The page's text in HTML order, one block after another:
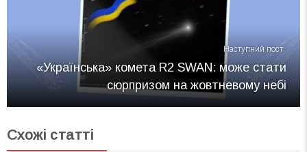
Наступний пост
«Українська» комета R2 SWAN: може стати
сюрпризом на жовтневому небі
Схожі статті